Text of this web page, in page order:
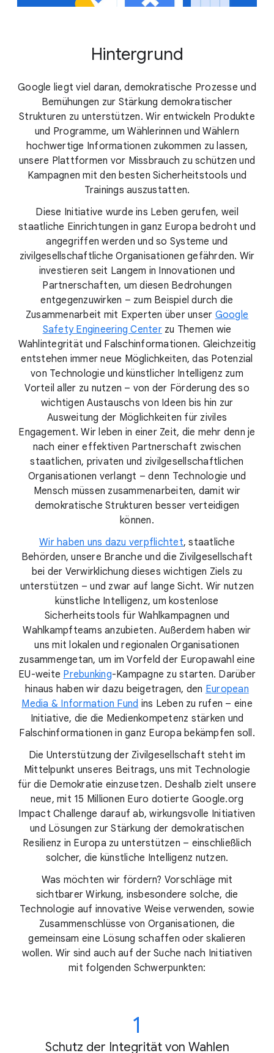
Hintergrund
Google liegt viel daran, demokratische Prozesse und
Bemühungen zur Stärkung demokratischer
Strukturen zu unterstützen. Wir entwickeln Produkte
und Programme, um Wählerinnen und Wählern
hochwertige Informationen zukommen zu lassen,
unsere Plattformen vor Missbrauch zu schützen und
Kampagnen mit den besten Sicherheitstools und
Trainings auszustatten.
Diese Initiative wurde ins Leben gerufen, weil
staatliche Einrichtungen in ganz Europa bedroht und
angegriffen werden und so Systeme und
zivilgesellschaftliche Organisationen gefährden. Wir
investieren seit Langem in Innovationen und
Partnerschaften, um diesen Bedrohungen
entgegenzuwirken – zum Beispiel durch die
Zusammenarbeit mit Experten über unser Google
Safety Engineering Centerzu Themen wie
Wahlintegrität und Falschinformationen. Gleichzeitig
entstehen immer neue Möglichkeiten, das Potenzial
von Technologie und künstlicher Intelligenz zum
Vorteil aller zu nutzen – von der Förderung des so
wichtigen Austauschs von Ideen bis hin zur
Ausweitung der Möglichkeiten für ziviles
Engagement. Wir leben in einer Zeit, die mehr denn je
nach einer effektiven Partnerschaft zwischen
staatlichen, privaten und zivilgesellschaftlichen
Organisationen verlangt – denn Technologie und
Mensch müssen zusammenarbeiten, damit wir
demokratische Strukturen besser verteidigen
können.
Wir haben uns dazu verpflichtet, staatliche
Behörden, unsere Branche und die Zivilgesellschaft
bei der Verwirklichung dieses wichtigen Ziels zu
unterstützen – und zwar auf lange Sicht. Wir nutzen
künstliche Intelligenz, um kostenlose
Sicherheitstools für Wahlkampagnen und
Wahlkampfteams anzubieten. Außerdem haben wir
uns mit lokalen und regionalen Organisationen
zusammengetan, um im Vorfeld der Europawahl eine
EU-weite Prebunking-Kampagne zu starten. Darüber
hinaus haben wir dazu beigetragen, den European
Media & Information Fund ins Leben zu rufen – eine
Initiative, die die Medienkompetenz stärken und
Falschinformationen in ganz Europa bekämpfen soll.
Die Unterstützung der Zivilgesellschaft steht im
Mittelpunkt unseres Beitrags, uns mit Technologie
für die Demokratie einzusetzen. Deshalb zielt unsere
neue, mit 15 Millionen Euro dotierte Google.org
Impact Challenge darauf ab, wirkungsvolle Initiativen
und Lösungen zur Stärkung der demokratischen
Resilienz in Europa zu unterstützen – einschließlich
solcher, die künstliche Intelligenz nutzen.
Was möchten wir fördern? Vorschläge mit
sichtbarer Wirkung, insbesondere solche, die
Technologie auf innovative Weise verwenden, sowie
Zusammenschlüsse von Organisationen, die
gemeinsam eine Lösung schaffen oder skalieren
wollen. Wir sind auch auf der Suche nach Initiativen
mit folgenden Schwerpunkten:
1
Schutz der Integrität von Wahlen